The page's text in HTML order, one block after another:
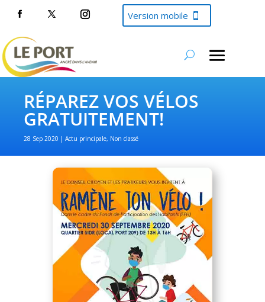
Version mobile
RÉPAREZ VOS VÉLOS
GRATUITEMENT!
28 Sep 2020 Actu principale, Non classé